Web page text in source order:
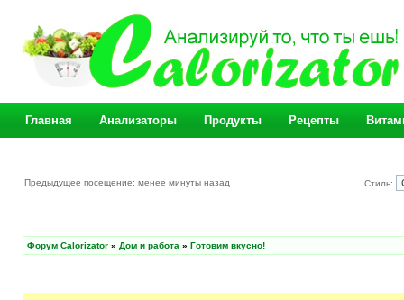
Главная Анализаторы Продукты Рецепты
Предыдущее посещение: менее минуты назад Стиль:
Форум Calorizator » Дом и работа » Готовим вкусно!